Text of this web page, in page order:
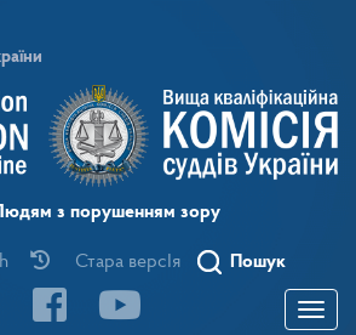
з порушенням зору
Стара версІя Пошук
Toggle